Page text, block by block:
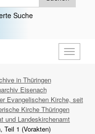
Suche
öffnen
in Thüringen
Eisenach
Evangelischen Kirche, seit
Kirche Thüringen
und Landeskirchenamt
Teil 1 (Vorakten)